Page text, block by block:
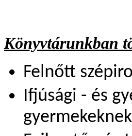
Könyvtárunkban
Felnőtt
Ifjúsági - és